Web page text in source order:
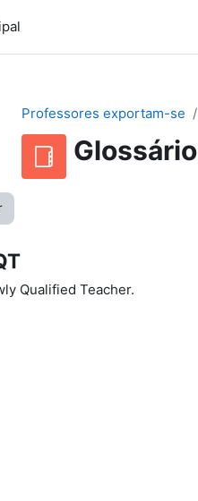
Professores exportam-se
Glossário
Qualified Teacher.